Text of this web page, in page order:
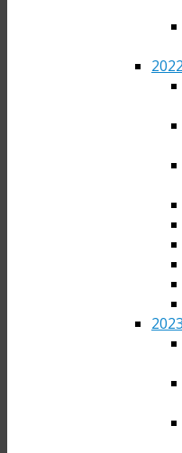
2022
2023